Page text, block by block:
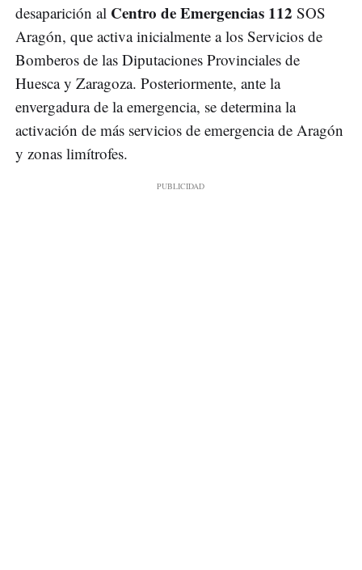
desaparición al Centro de Emergencias 112 SOS
Aragón, que activa inicialmente a los Servicios de
Bomberos de las Diputaciones Provinciales de
Huesca y Zaragoza. Posteriormente, ante la
envergadura de la emergencia, se determina la
activación de más servicios de emergencia de Aragón
y zonas limítrofes.